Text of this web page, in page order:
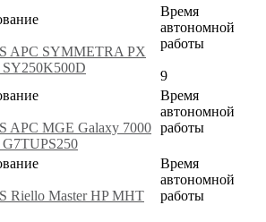
APC SYMMETRA PX
Время
автономной
работы
9
APC MGE Galaxy 7000
Время
автономной
работы
Riello Master HP MHT
Время
автономной
работы